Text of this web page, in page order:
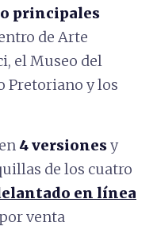
principales
de Arte
el Museo del
Pretoriano y los
4 versionesy
de los cuatro
en línea
venta